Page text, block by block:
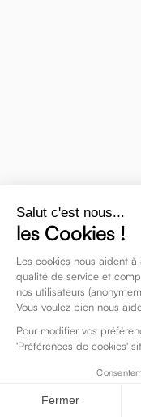
Salut c'est nous...
les Cookies !
Les cookies nous aident à
qualité de service et
nos utilisateurs
Vous voulez bien nous
Pour modifier vos
'Préférences de cookies'
Fermer